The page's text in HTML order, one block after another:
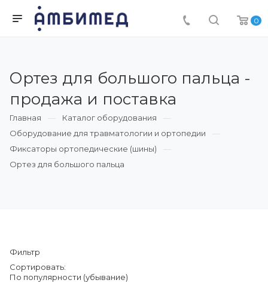
0
Ортез для большого пальца -
продажа и поставка
Главная
Каталог оборудования
Оборудование для травматологии и ортопедии
Фиксаторы ортопедические (шины)
Ортез для большого пальца
Фильтр
Сортировать:
По популярности (убывание)